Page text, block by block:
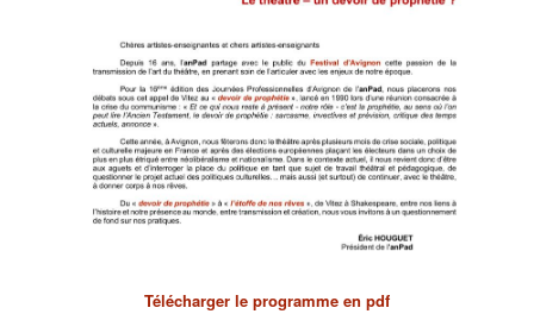
Télécharger le programme en pdf